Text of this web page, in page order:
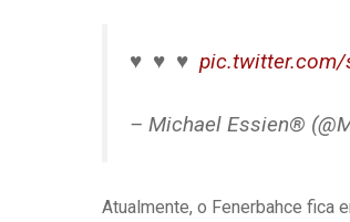
♥ ️ ♥ ️ ♥ ️ pic.twitter.com/
– Michael Essien®
Atualmente, o Fenerbahce fica